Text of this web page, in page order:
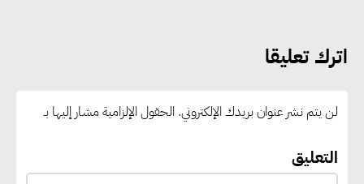
اترك تعليقا
لن يتم نشر عنوان بريدك الإلكتروني. الحقول الإلزامية مشار إليها بـ
التعليق
يعمل على تطوير موقعه الإلكتروني